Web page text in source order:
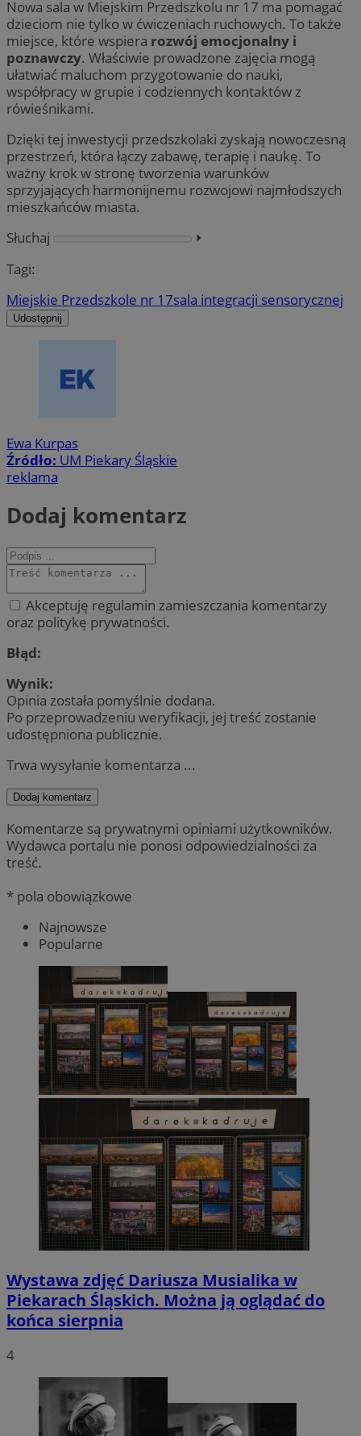
Nowa sala w Miejskim Przedszkolu nr 17 ma pomagać
dzieciom nie tylko w ćwiczeniach ruchowych. To także
miejsce, które wspiera rozwój emocjonalny i
poznawczy. Właściwie prowadzone zajęcia mogą
ułatwiać maluchom przygotowanie do nauki,
współpracy w grupie i codziennych kontaktów z
rówieśnikami.
Dzięki tej inwestycji przedszkolaki zyskają nowoczesną
przestrzeń, która łączy zabawę, terapię i naukę. To
ważny krok w stronę tworzenia warunków
sprzyjających harmonijnemu rozwojowi najmłodszych
mieszkańców miasta.
Słuchaj
⏵︎
Tagi:
Miejskie Przedszkole nr 17sala integracji sensorycznej
Udostępnij
Ewa Kurpas
Źródło: UM Piekary Śląskie
reklama
Dodaj komentarz
Akceptuję regulamin zamieszczania komentarzy
oraz politykę prywatności.
Błąd:
Wynik:
Opinia została pomyślnie dodana.
Po przeprowadzeniu weryfikacji, jej treść zostanie
udostępniona publicznie.
Trwa wysyłanie komentarza ...
Dodaj komentarz
Komentarze są prywatnymi opiniami użytkowników.
Wydawca portalu nie ponosi odpowiedzialności za
treść.
* pola obowiązkowe
Najnowsze
Popularne
Wystawa zdjęć Dariusza Musialika w
Piekarach Śląskich. Można ją oglądać do
końca sierpnia
4